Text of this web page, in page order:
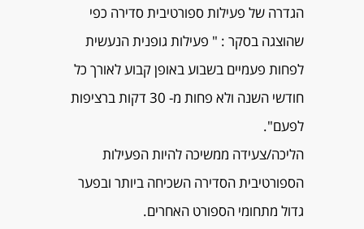
הגדרה של פעילות ספורטיבית סדירה כפי
שהוצגה בסקר : " פעילות גופנית הנעשית
לפחות פעמיים בשבוע באופן קבוע לאורך כל
חודשי השנה ולא פחות מ- 30 דקות ברציפות
לפעם".
הליכה/צעידה ממשיכה להיות הפעילות
הספורטיבית הסדירה השכיחה ביותר ובפער
גדול מתחומי הספורט האחרים.